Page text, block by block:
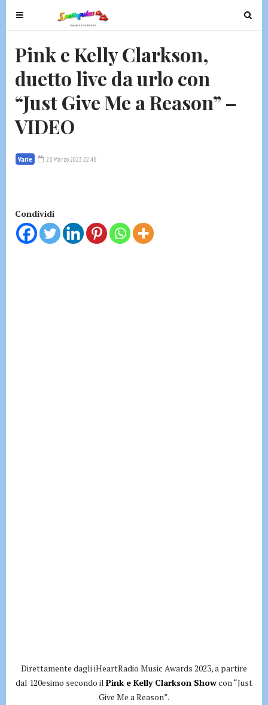
T
o
g
e
n
v
g
o
n
T
o
Pink e Kelly Clarkson,
duetto live da urlo con
“Just Give Me a Reason” –
VIDEO
Varie 28 Marzo 2023 22:48
Condividi
Direttamente dagli iHeartRadio Music Awards 2023, a partire
dal 120esimo secondo il Pink e Kelly Clarkson Showcon “Just
Give Me a Reason”.